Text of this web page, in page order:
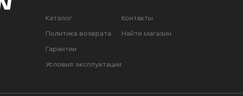
Каталог
Политика возврата
Гарантии
Условия эксплуатации
Контакты
Найти магазин